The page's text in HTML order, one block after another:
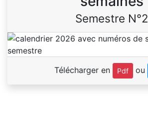
Semestre N°2
Télécharger en Pdf ou